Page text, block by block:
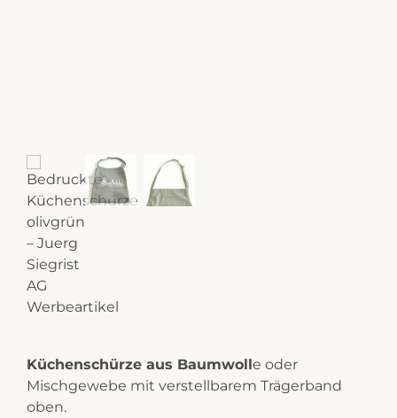
Küchenschürze aus Baumwoll e oder
Mischgewebe mit verstellbarem Trägerband
oben.